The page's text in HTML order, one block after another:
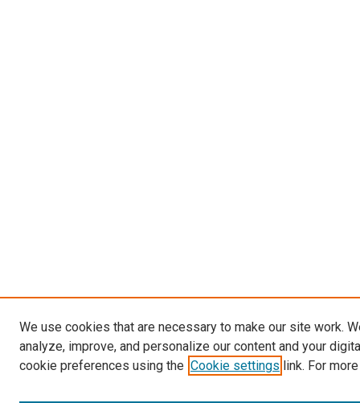
We use cookies that are necessary to make our site work.
analyze, improve, and personalize our content and your
cookie preferences using the Cookie settings link. For